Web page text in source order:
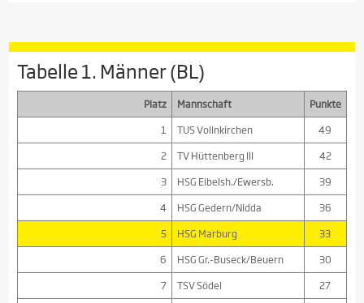
Tabelle 1. Männer (BL)
Platz Mannschaft
Punkte
1
TUS Vollnkirchen
49
2
TV Hüttenberg III
42
3
HSG Eibelsh./Ewersb.
39
4
HSG Gedern/Nidda
36
5
HSG Marburg
33
6
HSG Gr.-Buseck/Beuern
30
7
TSV Södel
27